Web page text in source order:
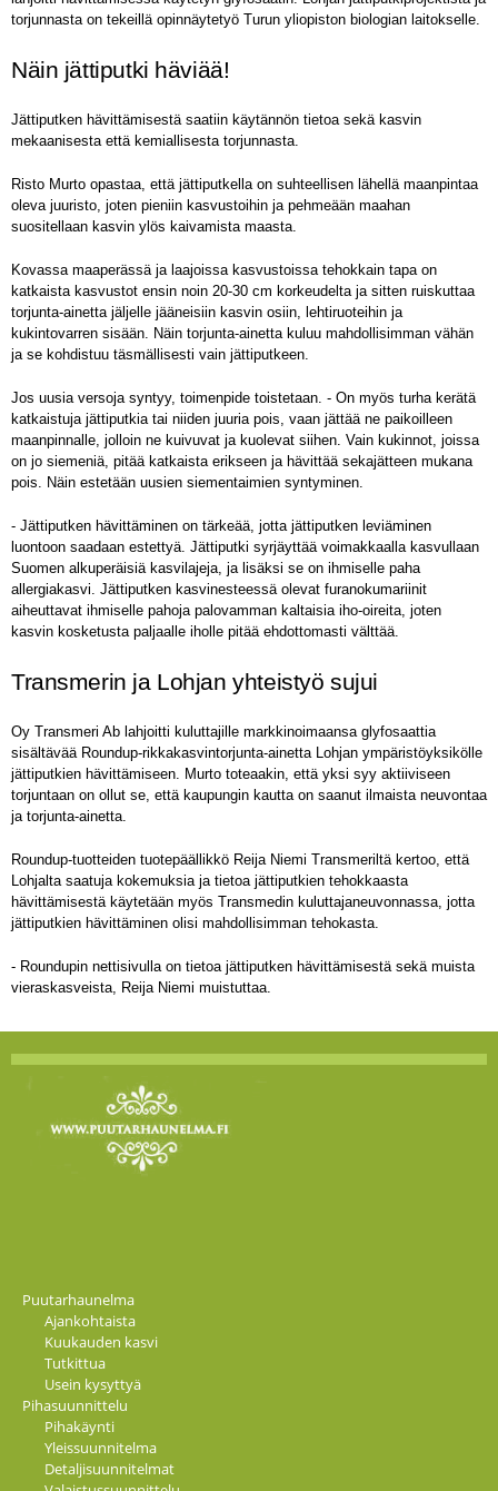
torjunnasta on tekeillä opinnäytetyö Turun yliopiston biologian laitokselle.
Näin jättiputki häviää!
Jättiputken hävittämisestä saatiin käytännön tietoa sekä kasvin
mekaanisesta että kemiallisesta torjunnasta.
Risto Murto opastaa, että jättiputkella on suhteellisen lähellä maanpintaa
oleva juuristo, joten pieniin kasvustoihin ja pehmeään maahan
suositellaan kasvin ylös kaivamista maasta.
Kovassa maaperässä ja laajoissa kasvustoissa tehokkain tapa on
katkaista kasvustot ensin noin 20-30 cm korkeudelta ja sitten ruiskuttaa
torjunta-ainetta jäljelle jääneisiin kasvin osiin, lehtiruoteihin ja
kukintovarren sisään. Näin torjunta-ainetta kuluu mahdollisimman vähän
ja se kohdistuu täsmällisesti vain jättiputkeen.
Jos uusia versoja syntyy, toimenpide toistetaan. - On myös turha kerätä
katkaistuja jättiputkia tai niiden juuria pois, vaan jättää ne paikoilleen
maanpinnalle, jolloin ne kuivuvat ja kuolevat siihen. Vain kukinnot, joissa
on jo siemeniä, pitää katkaista erikseen ja hävittää sekajätteen mukana
pois. Näin estetään uusien siementaimien syntyminen.
- Jättiputken hävittäminen on tärkeää, jotta jättiputken leviäminen
luontoon saadaan estettyä. Jättiputki syrjäyttää voimakkaalla kasvullaan
Suomen alkuperäisiä kasvilajeja, ja lisäksi se on ihmiselle paha
allergiakasvi. Jättiputken kasvinesteessä olevat furanokumariinit
aiheuttavat ihmiselle pahoja palovamman kaltaisia iho-oireita, joten
kasvin kosketusta paljaalle iholle pitää ehdottomasti välttää.
Transmerin ja Lohjan yhteistyö sujui
Oy Transmeri Ab lahjoitti kuluttajille markkinoimaansa glyfosaattia
sisältävää Roundup-rikkakasvintorjunta-ainetta Lohjan ympäristöyksikölle
jättiputkien hävittämiseen. Murto toteaakin, että yksi syy aktiiviseen
torjuntaan on ollut se, että kaupungin kautta on saanut ilmaista neuvontaa
ja torjunta-ainetta.
Roundup-tuotteiden tuotepäällikkö Reija Niemi Transmeriltä kertoo, että
Lohjalta saatuja kokemuksia ja tietoa jättiputkien tehokkaasta
hävittämisestä käytetään myös Transmedin kuluttajaneuvonnassa, jotta
jättiputkien hävittäminen olisi mahdollisimman tehokasta.
- Roundupin nettisivulla on tietoa jättiputken hävittämisestä sekä muista
vieraskasveista, Reija Niemi muistuttaa.
Puutarhaunelma
Ajankohtaista
Kuukauden kasvi
Tutkittua
Usein kysyttyä
Pihasuunnittelu
Pihakäynti
Yleissuunnitelma
Detaljisuunnitelmat